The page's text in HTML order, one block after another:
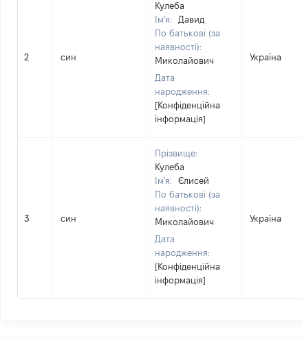
2 син
Кулеба
Ім'я:
Давид
По батькові (за
наявності):
Миколайович
Дата
народження:
[Конфіденційна
інформація]
Україна
3 син
Прізвище:
Кулеба
Ім'я:
Єлисей
По батькові (за
наявності):
Миколайович
Дата
народження:
[Конфіденційна
інформація]
Україна